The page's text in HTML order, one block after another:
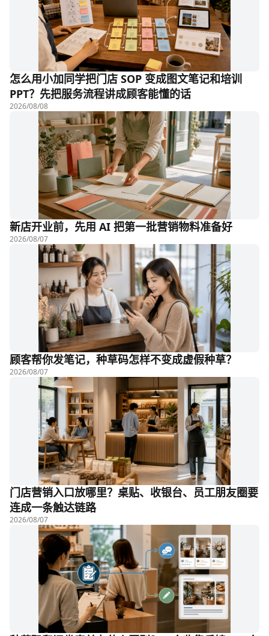
怎么用小加同学把门店 SOP 变成图文笔记和培训
PPT？先把服务流程讲成顾客能懂的话
2026/08/08
新店开业前，先用 AI 把第一批营销物料准备好
2026/08/07
顾客帮你发笔记，种草码怎样不变成虚假种草？
2026/08/07
门店营销入口放哪里？桌贴、收银台、员工朋友圈要
连成一条触达链路
2026/08/07